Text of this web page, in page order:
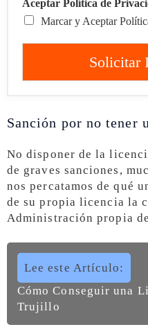
Aceptar Política de
Marcar y Aceptar
Solicitar
Sanción por no tener
No disponer de la
de graves sanciones,
nos percatamos de qué
de su propia licencia la
Administración propia
Lee este Artículo:
Cómo Conseguir una
Trujillo